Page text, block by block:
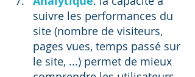
suivre les performances du
site (nombre de visiteurs,
pages vues, temps passé sur
le site, ...) permet de mieux